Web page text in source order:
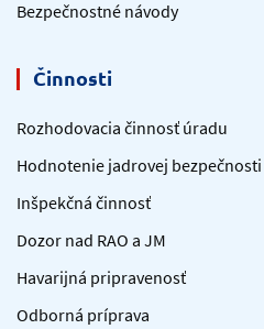
Bezpečnostné návody
Činnosti
Rozhodovacia činnosť úradu
Hodnotenie jadrovej bezpečnosti
Inšpekčná činnosť
Dozor nad RAO a JM
Havarijná pripravenosť
Odborná príprava